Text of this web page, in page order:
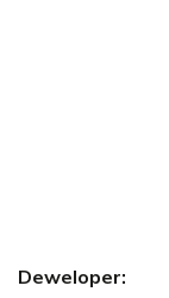
Deweloper: